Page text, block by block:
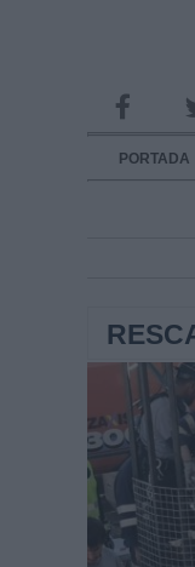
PORTADA
INFORMACION
Responsable:
Información adicional